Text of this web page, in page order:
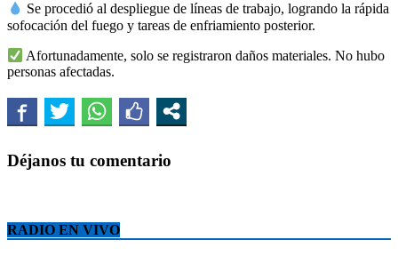
Se procedió al despliegue de líneas de trabajo, logrando la rápida
sofocación del fuego y tareas de enfriamiento posterior.
Afortunadamente, solo se registraron daños materiales. No hubo
personas afectadas.
Déjanos tu comentario
RADIO EN VIVO